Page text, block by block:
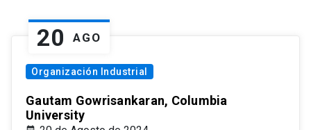
20 AGO
Organización Industrial
Gautam Gowrisankaran, Columbia
University